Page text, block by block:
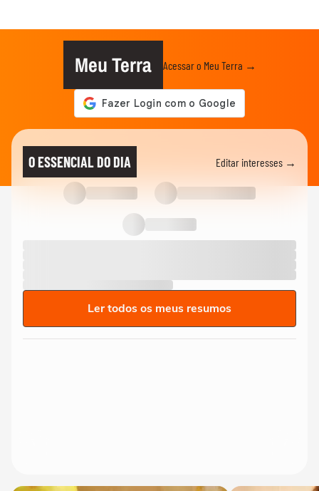
Meu Terra Acessar o Meu Terra →
O ESSENCIAL DO DIA Editar interesses →
Ler todos os meus resumos